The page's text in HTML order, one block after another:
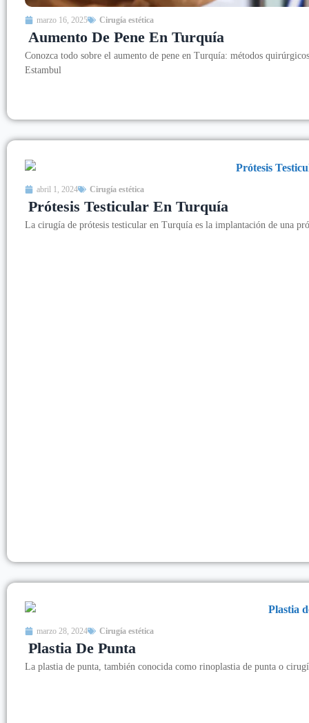
marzo 16, 2025 Cirugía estética
Aumento De Pene En Turquía
Conozca todo sobre el aumento de pene en Turquía: métodos
Estambul
abril 1, 2024 Cirugía estética
Prótesis Testicular En Turquía
La cirugía de prótesis testicular en Turquía es la implantación de una
marzo 28, 2024 Cirugía estética
Plastia De Punta
La plastia de punta, también conocida como rinoplastia de punta o